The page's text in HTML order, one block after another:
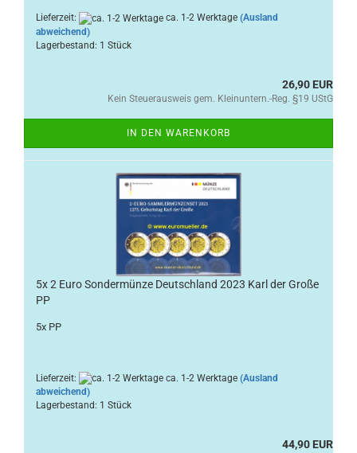
Lieferzeit: ca. 1-2 Werktage (Ausland
abweichend)
Lagerbestand: 1 Stück
26,90 EUR
Kein Steuerausweis gem. Kleinuntern.-Reg. §19 UStG
IN DEN WARENKORB
5x 2 Euro Sondermünze Deutschland 2023 Karl der Große
PP
5x PP
Lieferzeit: ca. 1-2 Werktage (Ausland
abweichend)
Lagerbestand: 1 Stück
44,90 EUR